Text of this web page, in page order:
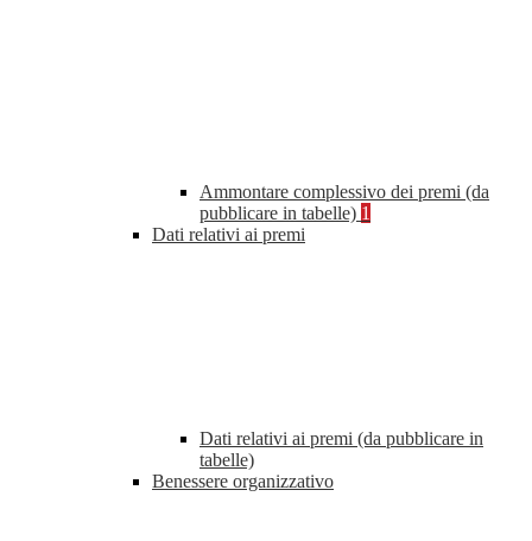
Ammontare complessivo dei premi (da
pubblicare in tabelle) 1
Dati relativi ai premi
Dati relativi ai premi (da pubblicare in
tabelle)
Benessere organizzativo